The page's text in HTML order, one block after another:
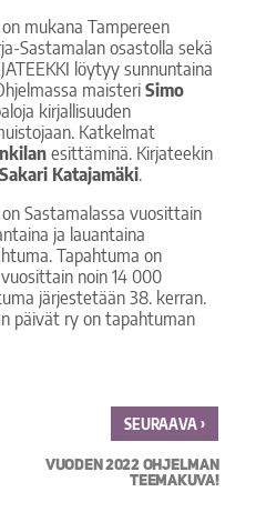
mukana Tampereen
Sastamalan osastolla sekä
löytyy sunnuntaina
maisteri Simo
kirjallisuuden
Katkelmat
esittäminä. Kirjateekin
Sakari Katajamäki.
Sastamalassa vuosittain
ja lauantaina
Tapahtuma on
noin 14 000
järjestetään 38. kerran.
päivät ry on tapahtuman
SEURAAVA›
VUODEN 2022 OHJELMAN
TEEMAKUVA!